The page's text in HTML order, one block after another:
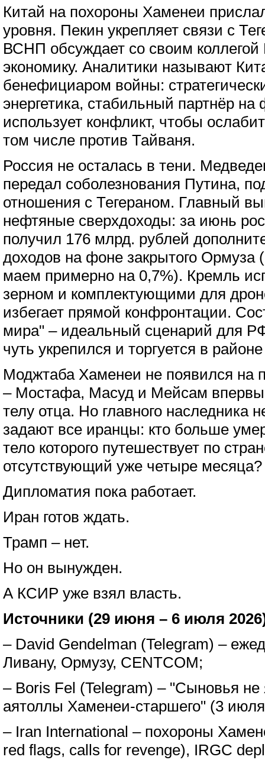
Китай на похороны Хаменеи
уровня. Пекин укрепляет связи с
ВСНП обсуждает со своим
экономику. Аналитики называют
бенефициаром войны:
энергетика, стабильный партнёр на
использует конфликт, чтобы
том числе против Тайваня.
Россия не осталась в тени.
передал соболезнования Путина,
отношения с Тегераном. Главный
нефтяные сверхдоходы: за июнь
получил 176 млрд. рублей
доходов на фоне закрытого Ормуза
маем примерно на 0,7%). Кремль
зерном и комплектующими для
избегает прямой конфронтации.
мира" – идеальный сценарий для
чуть укрепился и торгуется в
Моджтаба Хаменеи не появился на
– Мостафа, Масуд и Мейсам
телу отца. Но главного наследника
задают все иранцы: кто больше
тело которого путешествует по
отсутствующий уже четыре месяца?
Дипломатия пока работает.
Иран готов ждать.
Трамп – нет.
Но он вынужден.
А КСИР уже взял власть.
Источники (29 июня – 6 июля
– David Gendelman (Telegram) –
Ливану, Ормузу, CENTCOM;
– Boris Fel (Telegram) – "Сыновья
аятоллы Хаменеи-старшего" (3
– Iran International – похороны
red flags, calls for revenge), IRGC